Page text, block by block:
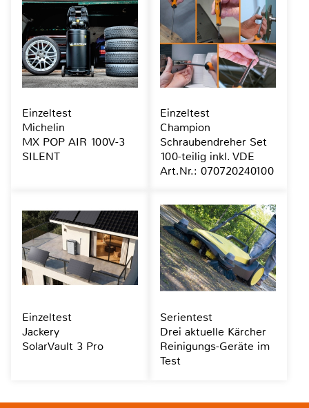
Einzeltest
Michelin
MX POP AIR 100V-3
SILENT
Einzeltest
Champion
Schraubendreher Set
100-teilig inkl. VDE
Art.Nr.: 070720240100
Einzeltest
Jackery
SolarVault 3 Pro
Serientest
Drei aktuelle Kärcher
Reinigungs-Geräte im
Test